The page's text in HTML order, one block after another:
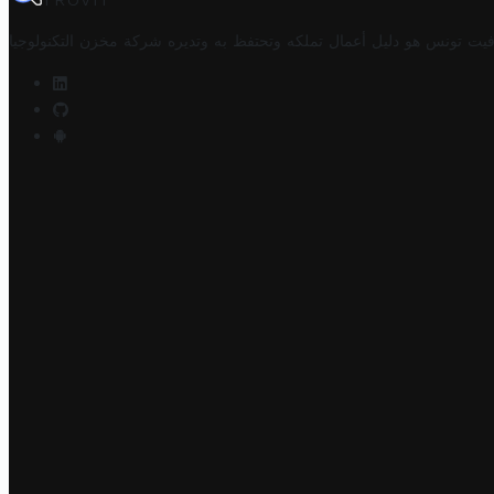
تونس هو دليل أعمال تملكه وتحتفظ به وتديره شركة مخزن التكنولوجيا